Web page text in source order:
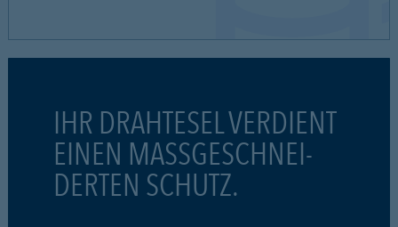
IHR DRAHTESEL VERDIENT
EINEN MASSGESCHNEI-
DERTEN SCHUTZ.